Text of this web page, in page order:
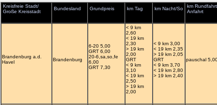
Kreisfreie Stadt/
Große Kreisstadt
Bundesland Grundpreis km Tag km Nacht/So
km
Anfahrt
Brandenburg a.d.
Havel
Brandenburg
6-20 5,00
GRT 6,00
20-6,sa,so,fe
6,00
GRT 7,30
< 9 km
2,60
< 19 km
2,30
> 19 km
2,00
GRT
< 9 km
3,10
< 19 km
2,50
> 19 km
2,00
< 9 km 3,00
< 19 km 2,35
> 19 km 2,05
GRT
< 9 km 3,70
< 19 km 2,80
> 19 km 2,40
pauschal